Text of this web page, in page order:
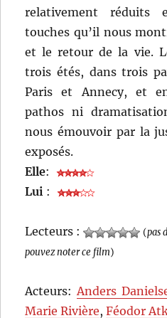
relativement réduits
touches qu’il nous
et le retour de la vie.
trois étés, dans trois
Paris et Annecy, et
pathos ni
nous émouvoir par la
exposés.
Elle:
Lui :
Lecteurs : (pas
pouvez noter ce film)
Acteurs: Anders
Marie Rivière,Féodor